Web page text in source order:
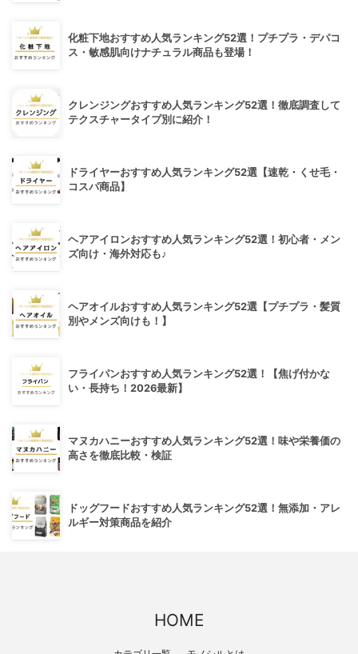
化粧下地おすすめ人気ランキング52選！プチプラ・デパコ
ス・敏感肌向けナチュラル商品も登場！
クレンジングおすすめ人気ランキング52選！徹底調査して
テクスチャータイプ別に紹介！
ドライヤーおすすめ人気ランキング52選【速乾・くせ毛・
コスパ商品】
ヘアアイロンおすすめ人気ランキング52選！初心者・メン
ズ向け・海外対応も♪
ヘアオイルおすすめ人気ランキング52選【プチプラ・髪質
別やメンズ向けも！】
フライパンおすすめ人気ランキング52選！【焦げ付かな
い・長持ち！2026最新】
マヌカハニーおすすめ人気ランキング52選！味や栄養価の
高さを徹底比較・検証
ドッグフードおすすめ人気ランキング52選！無添加・アレ
ルギー対策商品を紹介
HOME